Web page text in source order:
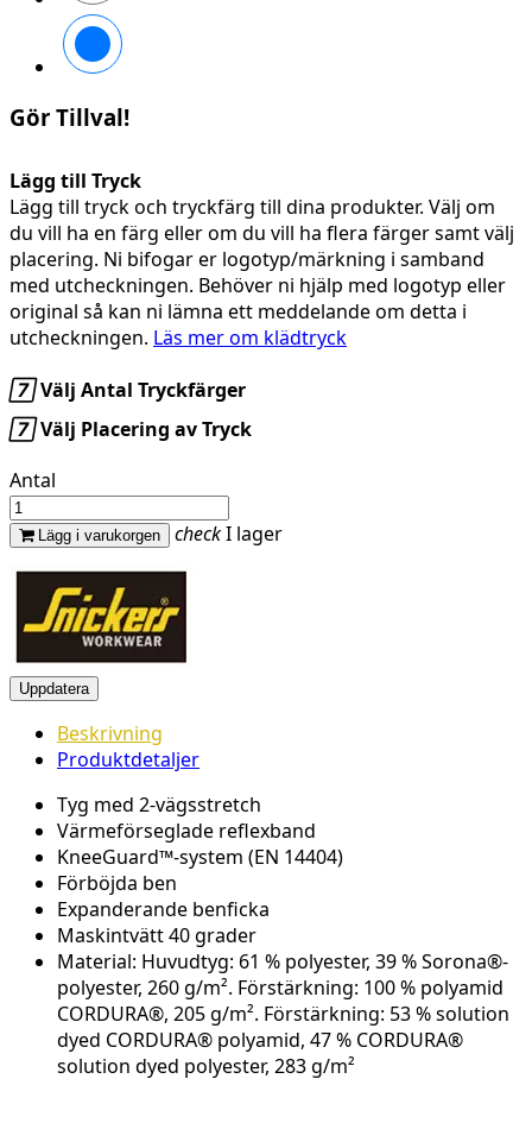
Gör Tillval!
Lägg till Tryck
Lägg till tryck och tryckfärg till dina produkter. Välj om
du vill ha en färg eller om du vill ha flera färger samt välj
placering. Ni bifogar er logotyp/märkning i samband
med utcheckningen. Behöver ni hjälp med logotyp eller
original så kan ni lämna ett meddelande om detta i
utcheckningen. Läs mer om klädtryck
Välj Antal Tryckfärger
Välj Placering av Tryck
Antal
Lägg i varukorgen checkI lager
Beskrivning
Produktdetaljer
Tyg med 2-vägsstretch
Värmeförseglade reflexband
KneeGuard™-system (EN 14404)
Förböjda ben
Expanderande benficka
Maskintvätt 40 grader
Material: Huvudtyg: 61 % polyester, 39 % Sorona®-
polyester, 260 g/m². Förstärkning: 100 % polyamid
CORDURA®, 205 g/m². Förstärkning: 53 % solution
dyed CORDURA® polyamid, 47 % CORDURA®
solution dyed polyester, 283 g/m²